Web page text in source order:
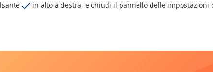
in alto a destra, e chiudi il pannello delle impostazioni